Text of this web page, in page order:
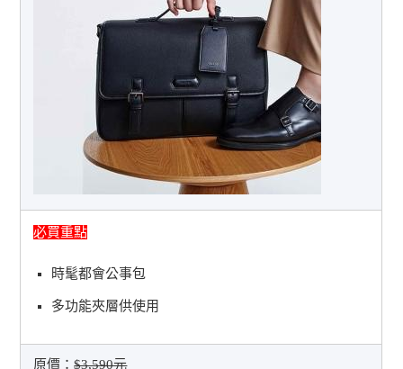
必買重點
時髦都會公事包
多功能夾層供使用
原價：$3,590元